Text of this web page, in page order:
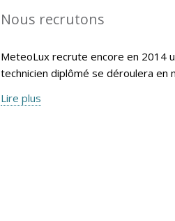
Nous recrutons
MeteoLux recrute encore en 2014
technicien diplômé se déroulera en
Lire plus